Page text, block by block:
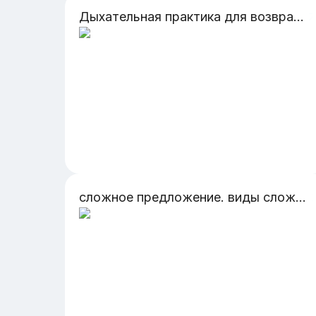
Дыхательная практика для возвращения энергии от бывших партнеров
сложное предложение. виды сложносочиненных предложений. знаки препинания в сложносочиненных предложениях